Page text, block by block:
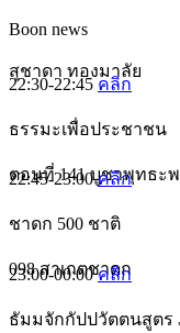
Boon news
สุชาดา ทองมาลัย
22:30-22:45 คลิก
ธรรมะเพื่อประชาชน
ตอนที่ 141 บูชาพุทธะ
22:45-23:00คลิก
ชาดก 500 ชาติ
098 สาเกตชาดก
23:00-00:00คลิก
ธัมมจักกัปปวัตตนสูตร